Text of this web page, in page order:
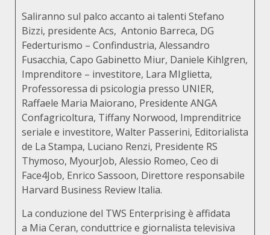
Saliranno sul palco accanto ai talenti Stefano
Bizzi, presidente Acs, Antonio Barreca, DG
Federturismo – Confindustria, Alessandro
Fusacchia, Capo Gabinetto Miur, Daniele Kihlgren,
Imprenditore – investitore, Lara MIglietta,
Professoressa di psicologia presso UNIER,
Raffaele Maria Maiorano, Presidente ANGA
Confagricoltura, Tiffany Norwood, Imprenditrice
seriale e investitore, Walter Passerini, Editorialista
de La Stampa, Luciano Renzi, Presidente RS
Thymoso, MyourJob, Alessio Romeo, Ceo di
Face4Job, Enrico Sassoon, Direttore responsabile
Harvard Business Review Italia.
La conduzione del TWS Enterprising è affidata
a Mia Ceran, conduttrice e giornalista televisiva